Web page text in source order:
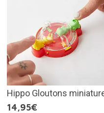
Hippo Gloutons
14,95€